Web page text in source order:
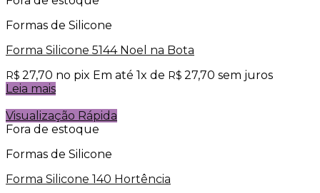
Formas de Silicone
Forma Silicone 5144 Noel na Bota
R$ 27,70 no pix Em até 1x de R$ 27,70 sem juros
Leia mais
Visualização Rápida
Fora de estoque
Formas de Silicone
Forma Silicone 140 Hortência